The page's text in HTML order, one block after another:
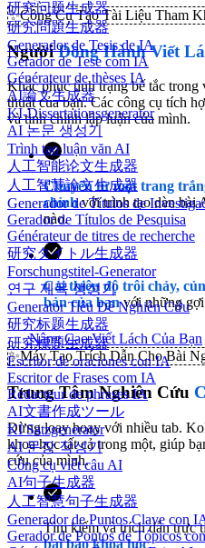
研究问题生成器
研究問題生成器
Generador de Tesis de IA
Gerador de Tese com IA
Générateur de thèses IA
AI論文生成器
KI-Dissertationsgenerator
AI 논문 생성기
Trình tạo luận văn AI
人工智能论文生成器
人工智慧論文生成器
Generador de Títulos de
Gerador de Títulos de Pesquisa
Générateur de titres de recherche
研究タイトル生成器
Forschungstitel-Generator
연구 제목 생성기
Generator Tiêu Đề Nghiên Cứu
研究标题生成器
研究標題生成器
Escritor de oraciones con IA
Escritor de Frases com IA
Rédacteur de phrases IA
AI文書作成ツール
KI Satzgenerator
AI 문장 작성기
Công cụ viết câu AI
AI句子生成器
人工智慧句子生成器
Generador de Puntos Clave con
Gerador de Pontos de Tópicos
✨Công Cụ Tạo Tài Liệu Tham
NgườiĐồng Hành Viết
Khắc phục tình trạng bế tắc
thuật của bạn. Các công cụ tích
và tinh chỉnh lập luận của mình.
Chuyển từ một trang
chỉnhvới trình tạo dàn bài
nào.
Cải thiện độ trôi chảy,
bản của bạnvới những
Nâng Cao Viết Lách Của Bạn
✨Máy Tạo Trích Dẫn Cho Bài
Trung Tâm Nghiên Cứu
Đừng loay hoay với nhiều tab.
khoa học tất cả trong một, giúp
cứu của mình.
Tìm kiếm và trích dẫn trực
bài báo khoa học.